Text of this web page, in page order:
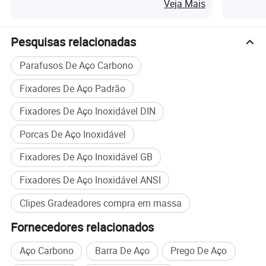
De acordo com os pedidos do cliente, podemos fornecer clipes de
aço galvanizado e clipes de aço inoxidável.
Ningbo Jiulong Machinery Manufacturing Co., Ltd é o segundo
maior fabricante de grades de aço da China. Temos 7 linhas de
corrida com capacidade anual de 70 000 toneladas. A gradagem
de Jiulong exportou para mais de 30 países. Escolha Jiulong
grating é sua decisão direita!
Veja Mais
Pesquisas relacionadas
Parafusos De Aço Carbono
Fixadores De Aço Padrão
Fixadores De Aço Inoxidável DIN
Porcas De Aço Inoxidável
Fixadores De Aço Inoxidável GB
Fixadores De Aço Inoxidável ANSI
Clipes Gradeadores compra em massa
Fornecedores relacionados
Aço Carbono Barra De Aço Prego De Aço